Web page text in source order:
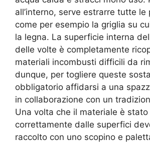
all’interno, serve estrarre tutte
come per esempio la griglia su
la legna. La superficie interna
delle volte è completamente
materiali incombusti difficili da
dunque, per togliere queste
obbligatorio affidarsi a una
in collaborazione con un
Una volta che il materiale è
correttamente dalle superfici
raccolto con uno scopino e